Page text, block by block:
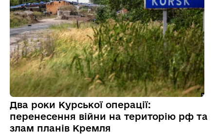
Два роки Курської операції:
перенесення війни на територію рф та
злам планів Кремля